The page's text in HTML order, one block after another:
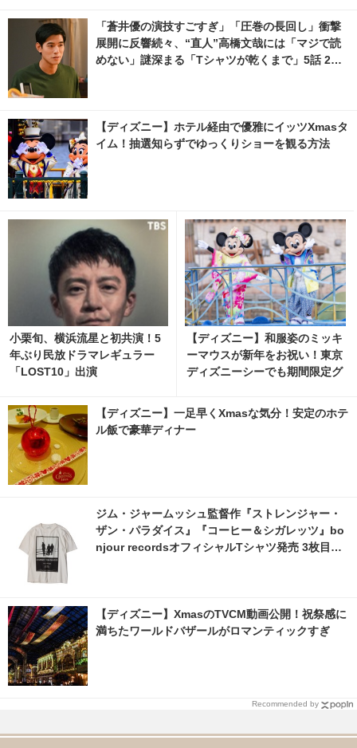
「蒼井優の演技すごすぎ」「圧巻の長回し」衝撃
展開に反響続々、“直人”高橋文哉には「マジで読
めない」謎深まる「Tシャツが乾くまで」5話 2枚
【ディズニー】ホテル経由で優雅にイッツXmasタ
イム！抽選知らずでゆっくりショーを観る方法
小栗旬、横浜流星と初共演！5
年ぶり民放ドラマレギュラー
「LOST10」出演
【ディズニー】和服姿のミッキ
ーマウスが新年をお祝い！東京
ディズニーシーでも期間限定グ
【ディズニー】一足早くXmasな気分！安定のホテ
ル飯で豪華ディナー
ジム・ジャームッシュ監督作『ストレンジャー・
ザン・パラダイス』『コーヒー＆シガレッツ』bo
njour recordsオフィシャルTシャツ発売 3枚目の
【ディズニー】XmasのTVCM動画公開！祝祭感に
満ちたワールドバザールがロマンティックすぎ
Recommended by